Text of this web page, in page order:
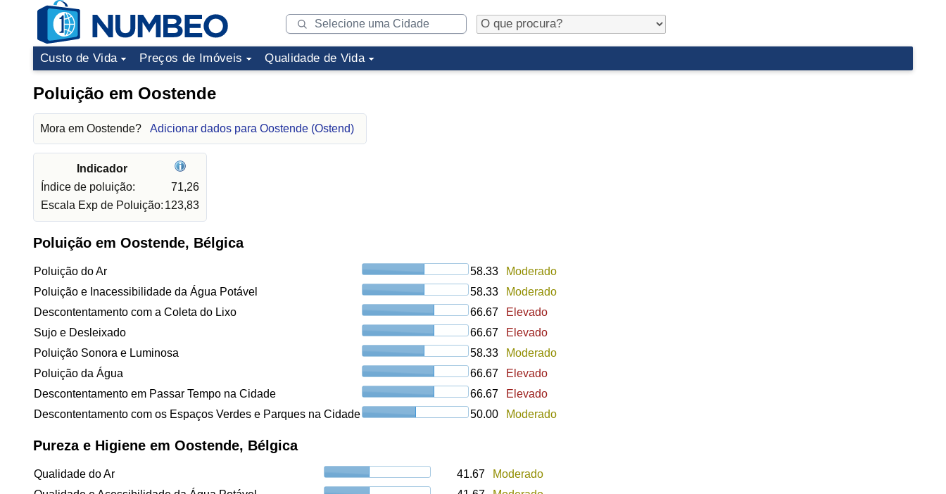
Custo de Vida Preços de Imóveis Qualidade de Vida
Poluição em Oostende
Mora em Oostende? Adicionar dados para Oostende (Ostend)
Indicador
Índice de poluição:
71,26
Escala Exp de Poluição: 123,83
Poluição em Oostende, Bélgica
Poluição do Ar 58.33
Moderado
Poluição e Inacessibilidade da Água Potável
58.33
Moderado
Descontentamento com a Coleta do Lixo
66.67
Elevado
Sujo e Desleixado
66.67
Elevado
Poluição Sonora e Luminosa
58.33
Moderado
Poluição da Água
66.67
Elevado
Descontentamento em Passar Tempo na Cidade
66.67
Elevado
Descontentamento com os Espaços Verdes e Parques na Cidade
50.00 Moderado
Pureza e Higiene em Oostende, Bélgica
Qualidade do Ar 41.67
Moderado